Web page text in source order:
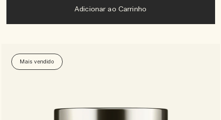
Adicionar ao Carrinho
Mais vendido